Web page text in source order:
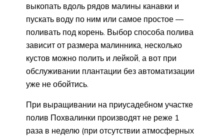
выкопать вдоль рядов малины канавки и
пускать воду по ним или самое простое —
поливать под корень. Выбор способа полива
зависит от размера малинника, несколько
кустов можно полить и лейкой, а вот при
обслуживании плантации без автоматизации
уже не обойтись.
При выращивании на приусадебном участке
полив Похвалинки производят не реже 1
раза в неделю (при отсутствии атмосферных